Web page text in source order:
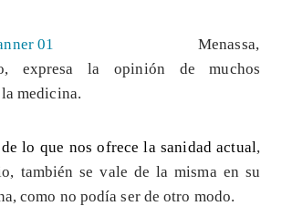
Menassa,
expresa la opinión de muchos
medicina.
lo que nos ofrece la sanidad actual,
también se vale de la misma en su
como no podía ser de otro modo.